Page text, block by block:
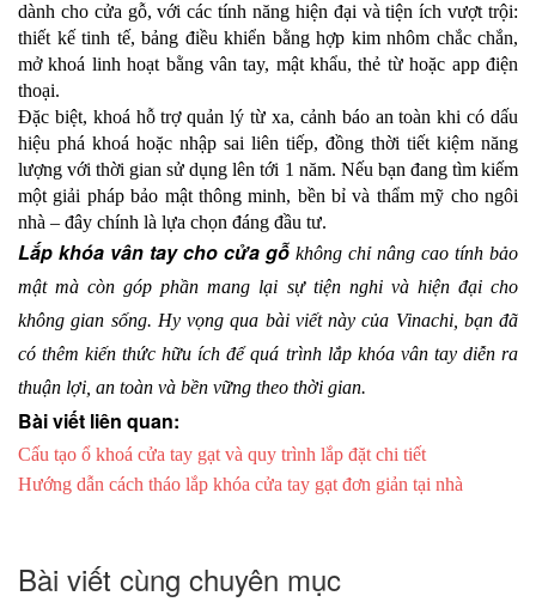
dành cho cửa gỗ, với các tính năng hiện đại và tiện ích vượt trội:
thiết kế tinh tế, bảng điều khiển bằng hợp kim nhôm chắc chắn,
mở khoá linh hoạt bằng vân tay, mật khẩu, thẻ từ hoặc app điện
thoại.
Đặc biệt, khoá hỗ trợ quản lý từ xa, cảnh báo an toàn khi có dấu
hiệu phá khoá hoặc nhập sai liên tiếp, đồng thời tiết kiệm năng
lượng với thời gian sử dụng lên tới 1 năm. Nếu bạn đang tìm kiếm
một giải pháp bảo mật thông minh, bền bỉ và thẩm mỹ cho ngôi
nhà – đây chính là lựa chọn đáng đầu tư.
Lắp khóa vân tay cho cửa gỗ không chỉ nâng cao tính bảo
mật mà còn góp phần mang lại sự tiện nghi và hiện đại cho
không gian sống. Hy vọng qua bài viết này của Vinachi, bạn đã
có thêm kiến thức hữu ích để quá trình lắp khóa vân tay diễn ra
thuận lợi, an toàn và bền vững theo thời gian.
Bài viết liên quan:
Cấu tạo ổ khoá cửa tay gạt và quy trình lắp đặt chi tiết
Hướng dẫn cách tháo lắp khóa cửa tay gạt đơn giản tại nhà
Bài viết cùng chuyên mục